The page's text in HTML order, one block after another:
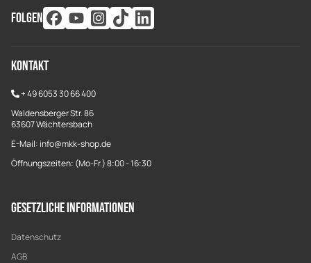
FOLGEN
Kontakt
+49 6053 30 66 400
Waldensberger Str. 86
63607 Wächtersbach
E-Mail: info@mkk-shop.de
Öffnungszeiten: (Mo-Fr.) 8:00 - 16:30
Gesetzliche Informationen
Datenschutz
AGB